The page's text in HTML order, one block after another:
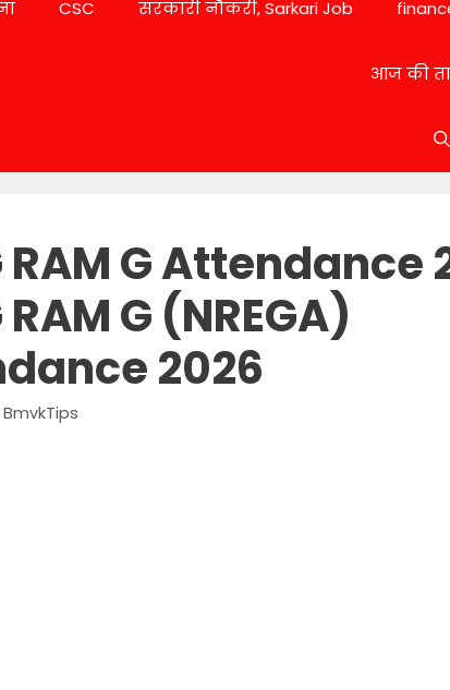
CSC सरकारी नौकरी, Sarkari Job
आज की
G Attendance
G (NREGA)
2026
BmvkTips